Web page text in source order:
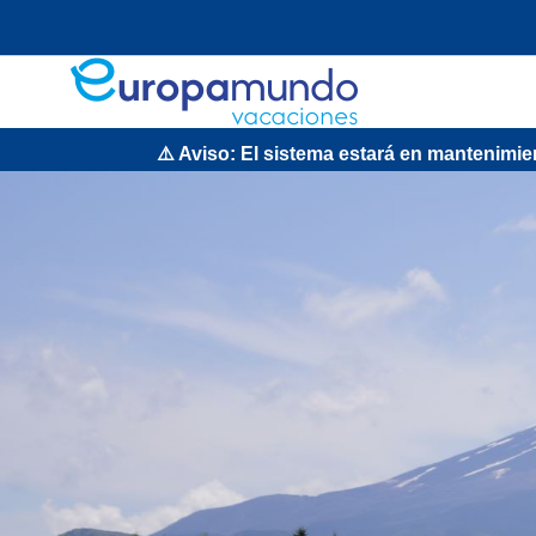
⚠️ Aviso: El sistema estará en mantenimiento el